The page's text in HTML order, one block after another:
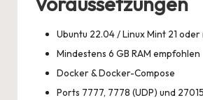
Ubuntu 22.04 / Linux Mint 21
Mindestens 6 GB RAM empfohlen
Docker & Docker-Compose
Ports 7777, 7778 (UDP) und